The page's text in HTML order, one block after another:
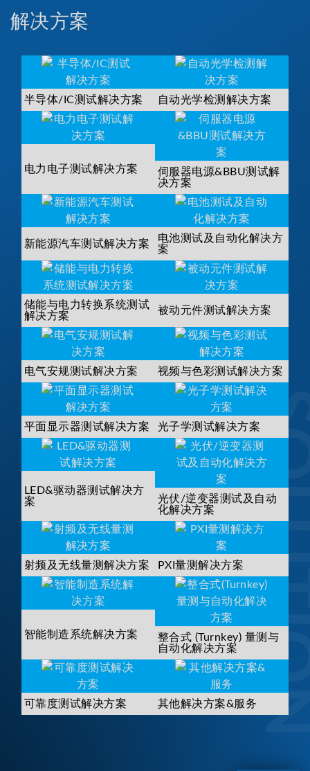
解决方案
半导体/IC测试解决方案 自动光学检测解决方案
电力电子测试解决方案
伺服器电源&BBU测试解
决方案
新能源汽车测试解决方案
电池测试及自动化解决方
案
储能与电力转换系统测试
解决方案
被动元件测试解决方案
电气安规测试解决方案 视频与色彩测试解决方案
平面显示器测试解决方案 光子学测试解决方案
LED&驱动器测试解决方
案
光伏/逆变器测试及自动
化解决方案
射频及无线量测解决方案 PXI量测解决方案
智能制造系统解决方案
整合式 (Turnkey) 量测与
自动化解决方案
可靠度测试解决方案 其他解决方案&服务